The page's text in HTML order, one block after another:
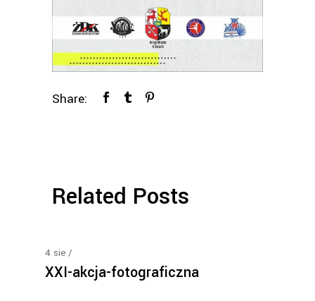
Share:
Related Posts
4 sie
XXI-akcja-fotograficzna